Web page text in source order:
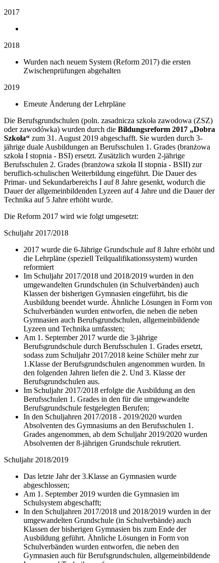
2017
2018
Wurden nach neuem System (Reform 2017) die ersten
Zwischenprüfungen abgehalten
2019
Erneute Änderung der Lehrpläne
Die Berufsgrundschulen (poln. zasadnicza szkoła zawodowa (ZSZ)
oder zawodówka) wurden durch die Bildungsreform 2017 „Dobra
Szkoła“ zum 31. August 2019 abgeschafft. Sie wurden durch 3-
jährige duale Ausbildungen an Berufsschulen 1. Grades (branżowa
szkoła I stopnia - BSI) ersetzt. Zusätzlich wurden 2-jährige
Berufsschulen 2. Grades (branżowa szkoła II stopnia - BSII) zur
beruflich-schulischen Weiterbildung eingeführt. Die Dauer des
Primar- und Sekundarbereichs I auf 8 Jahre gesenkt, wodurch die
Dauer der allgemeinbildenden Lyzeen auf 4 Jahre und die Dauer der
Technika auf 5 Jahre erhöht wurde.
Die Reform 2017 wird wie folgt umgesetzt:
Schuljahr 2017/2018
2017 wurde die 6-Jährige Grundschule auf 8 Jahre erhöht und
die Lehrpläne (speziell Teilqualifikationssystem) wurden
reformiert
Im Schuljahr 2017/2018 und 2018/2019 wurden in den
umgewandelten Grundschulen (in Schulverbänden) auch
Klassen der bisherigen Gymnasien eingeführt, bis die
Ausbildung beendet wurde. Ähnliche Lösungen in Form von
Schulverbänden wurden entworfen, die neben die neben
Gymnasien auch Berufsgrundschulen, allgemeinbildende
Lyzeen und Technika umfassten;
Am 1. September 2017 wurde die 3-jährige
Berufsgrundschule durch Berufsschulen 1. Grades ersetzt,
sodass zum Schuljahr 2017/2018 keine Schüler mehr zur
1.Klasse der Berufsgrundschulen angenommen wurden. In
den folgenden Jahren liefen die 2. Und 3. Klasse der
Berufsgrundschulen aus.
Im Schuljahr 2017/2018 erfolgte die Ausbildung an den
Berufsschulen 1. Grades in den für die umgewandelte
Berufsgrundschule festgelegten Berufen;
In den Schuljahren 2017/2018 - 2019/2020 wurden
Absolventen des Gymnasiums an den Berufsschulen 1.
Grades angenommen, ab dem Schuljahr 2019/2020 wurden
Absolventen der 8-jährigen Grundschule rekrutiert.
Schuljahr 2018/2019
Das letzte Jahr der 3.Klasse an Gymnasien wurde
abgeschlossen;
Am 1. September 2019 wurden die Gymnasien im
Schulsystem abgeschafft;
In den Schuljahren 2017/2018 und 2018/2019 wurden in der
umgewandelten Grundschule (in Schulverbände) auch
Klassen der bisherigen Gymnasien bis zum Ende der
Ausbildung geführt. Ähnliche Lösungen in Form von
Schulverbänden wurden entworfen, die neben den
Gymnasien auch für Berufsgrundschulen, allgemeinbildende